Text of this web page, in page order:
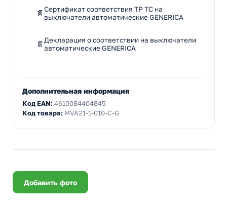
Сертификат соответствия ТР ТС на
выключатели автоматические GENERICA
Декларация о соответствии на выключатели
автоматические GENERICA
Дополнительная информация
Код EAN:4610084404845
Код товара: MVA21-1-010-C-G
Добавить фото